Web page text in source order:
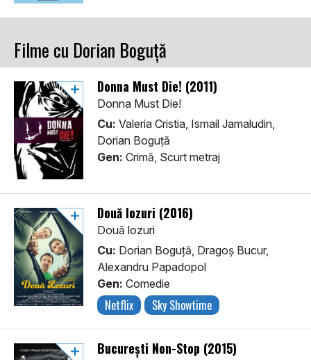
Filme cu Dorian Boguță
Donna Must Die! (2011)
Donna Must Die!
Cu: Valeria Cristia, Ismail Jamaludin,
Dorian Boguță
Gen: Crimă, Scurt metraj
Două lozuri (2016)
Două lozuri
Cu: Dorian Boguță, Dragoș Bucur,
Alexandru Papadopol
Gen: Comedie
Netflix Sky Showtime
București Non-Stop (2015)